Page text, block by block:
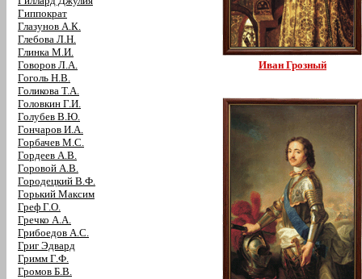
Гиппократ
Глазунов А.К.
Глебова Л.Н.
Глинка М.И.
Говоров Л.А.
Гоголь Н.В.
Голикова Т.А.
Головкин Г.И.
Голубев В.Ю.
Гончаров И.А.
Горбачев М.С.
Гордеев А.В.
Горовой А.В.
Городецкий В.Ф.
Горький Максим
Греф Г.О.
Гречко А.А.
Грибоедов А.С.
Григ Эдвард
Гримм Г.Ф.
Громов Б.В.
Иван Грозный